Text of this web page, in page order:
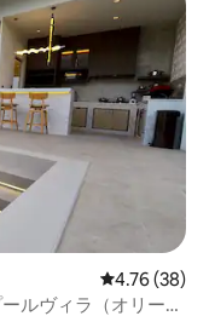
レビュー38
4.76 (38)
ルヴィラ（オリーブ